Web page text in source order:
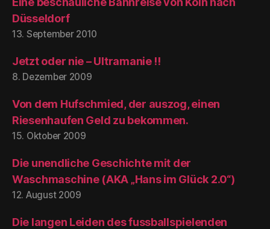
Düsseldorf
13. September 2010
Jetzt oder nie – Ultramanie !!
8. Dezember 2009
Von dem Hufschmied, der auszog, einen
Riesenhaufen Geld zu bekommen.
15. Oktober 2009
Die unendliche Geschichte mit der
Waschmaschine (AKA „Hans im Glück 2.0“)
12. August 2009
Die langen Leiden des fussballspielenden